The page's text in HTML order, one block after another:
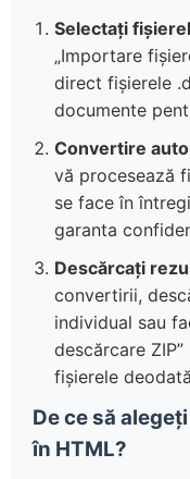
Selectați
„Importare
direct fișierele
documente
Convertire
vă procesează
se face în
garanta
Descărcați
convertirii,
individual sau
descărcare
fișierele
De ce să
în HTML?